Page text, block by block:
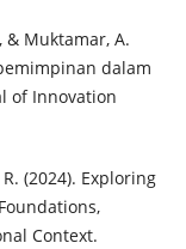
& Muktamar, A.
dalam
of Innovation
R. (2024). Exploring
Context.